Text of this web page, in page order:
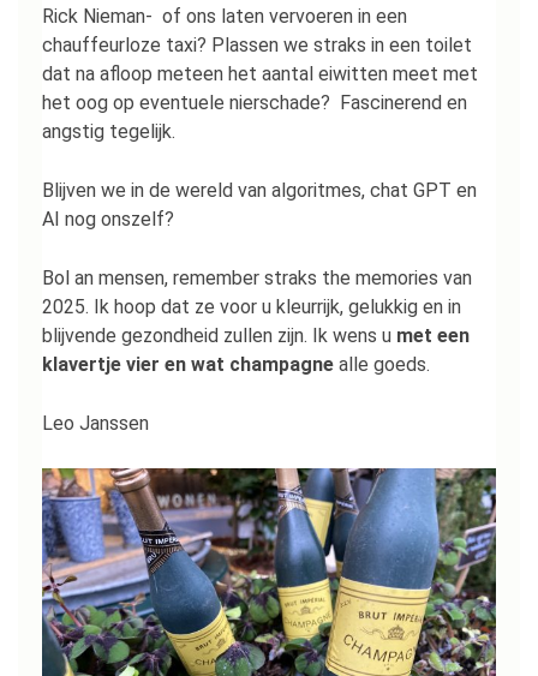
Rick Nieman- of ons laten vervoeren in een
chauffeurloze taxi? Plassen we straks in een toilet
dat na afloop meteen het aantal eiwitten meet met
het oog op eventuele nierschade? Fascinerend en
angstig tegelijk.
Blijven we in de wereld van algoritmes, chat GPT en
AI nog onszelf?
Bol an mensen, remember straks the memories van
2025. Ik hoop dat ze voor u kleurrijk, gelukkig en in
blijvende gezondheid zullen zijn. Ik wens u met een
klavertje vier en wat champagne alle goeds.
Leo Janssen